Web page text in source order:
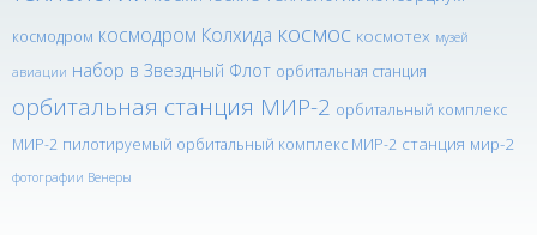
космодром космодром Колхида космос космотех музей
авиации набор в Звездный Флот орбитальная станция
орбитальная станция МИР-2 орбитальный комплекс
МИР-2 пилотируемый орбитальный комплекс МИР-2 станция мир-2
фотографии Венеры